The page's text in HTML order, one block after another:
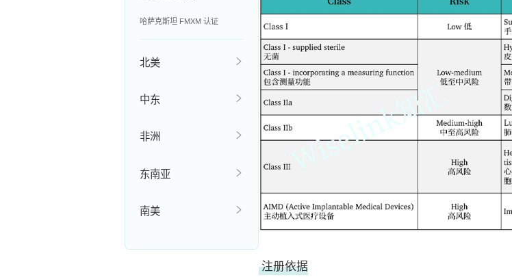
哈萨克斯坦 FMXM 认证
北美
中东
非洲
东南亚
南美
注册依据